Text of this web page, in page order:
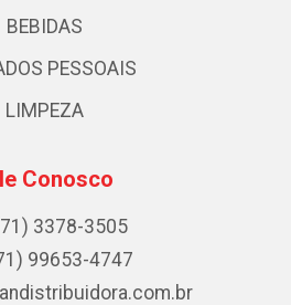
BEBIDAS
PESSOAIS
LIMPEZA
Conosco
3378-3505
99653-4747